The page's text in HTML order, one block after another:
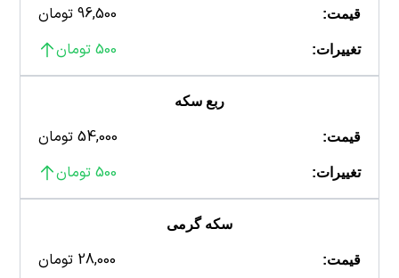
قیمت: 96,500 تومان
تغییرات: 500 تومان
ربع سکه
قیمت: 54,000 تومان
تغییرات: 500 تومان
سکه گرمی
قیمت: 28,000 تومان